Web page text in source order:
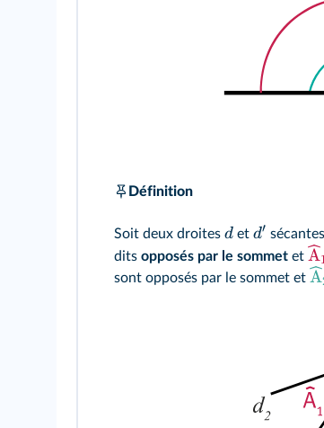
Définition
Soit deux droites d et d′
dits opposés par le sommet et A
sont opposés par le sommet et A